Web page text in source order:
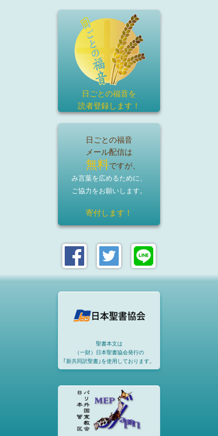
日ごとの福音を
読者登録します！
日ごとの福音
メール配信は
無料ですが、
み言葉を広めるために、
ご協力をお願いします。
寄付します！
聖書本文は
（一財）日本聖書協会発行の
｢新共同訳聖書｣を使用しております。